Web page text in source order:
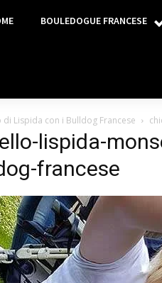
BOULEDOGUE FRANCESE
di Lispida con i Bulldog Francese
lispida-
francese